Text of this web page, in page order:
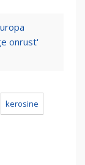
onrust'
kerosine